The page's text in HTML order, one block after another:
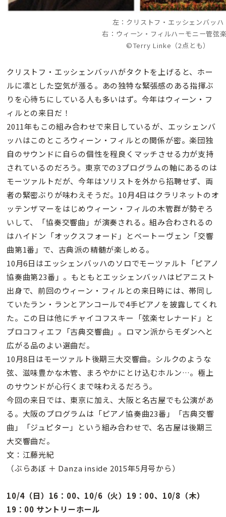
左：クリストフ・エッシェンバッハ
右：ウィーン・フィルハーモニー管弦
©Terry Linke（2点とも）
クリストフ・エッシェンバッハがタクトを上げると、ホー
ルに凛とした空気が漲る。あの独特な緊張感のある指揮ぶ
りを心待ちにしている人も多いはず。今年はウィーン・フ
ィルとの来日だ！
2011年もこの組み合わせで来日しているが、エッシェンバ
ッハはこのところウィーン・フィルとの関係が密。楽団独
自のサウンドに自らの個性を程良くマッチさせる力が支持
されているのだろう。東京での3プログラムの軸にあるのは
モーツァルトだが、今年はソリストを外から招聘せず、両
者の緊密ぶりが味わえそうだ。10月4日はクラリネットのオ
ッテンザマーをはじめウィーン・フィルの木管群が勢ぞろ
いして、「協奏交響曲」が演奏される。組み合わされるの
はハイドン「オックスフォード」とベートーヴェン「交響
曲第1番」で、古典派の精髄が楽しめる。
10月6日はエッシェンバッハのソロでモーツァルト「ピアノ
協奏曲第23番」。もともとエッシェンバッハはピアニスト
出身で、前回のウィーン・フィルとの来日時には、帯同し
ていたラン・ランとアンコールで4手ピアノを披露してくれ
た。この日は他にチャイコフスキー「弦楽セレナード」と
プロコフィエフ「古典交響曲」。ロマン派からモダンへと
広がる品のよい選曲だ。
10月8日はモーツァルト後期三大交響曲。シルクのような
弦、滋味豊かな木管、まろやかにとけ込むホルン…。極上
のサウンドが心行くまで味わえるだろう。
今回の来日では、東京に加え、大阪と名古屋でも公演があ
る。大阪のプログラムは「ピアノ協奏曲23番」「古典交響
曲」「ジュピター」という組み合わせで、名古屋は後期三
大交響曲だ。
文：江藤光紀
（ぶらあぼ ＋ Danza inside 2015年5月号から）
10/4（日）16：00、10/6（火）19：00、10/8（木）
19：00 サントリーホール